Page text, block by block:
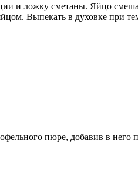
и ложку сметаны. Яйцо
Выпекать в духовке при
пюре, добавив в